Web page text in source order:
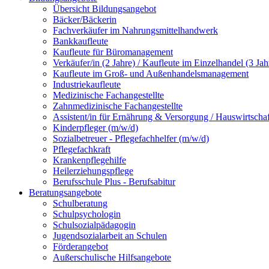
Übersicht Bildungsangebot
Bäcker/Bäckerin
Fachverkäufer im Nahrungsmittelhandwerk
Bankkaufleute
Kaufleute für Büromanagement
Verkäufer/in (2 Jahre) / Kaufleute im Einzelhandel (3
Kaufleute im Groß- und Außenhandelsmanagement
Industriekaufleute
Medizinische Fachangestellte
Zahnmedizinische Fachangestellte
Assistent/in für Ernährung & Versorgung /
Kinderpfleger (m/w/d)
Sozialbetreuer - Pflegefachhelfer (m/w/d)
Pflegefachkraft
Krankenpflegehilfe
Heilerziehungspflege
Berufsschule Plus - Berufsabitur
Beratungsangebote
Schulberatung
Schulpsychologin
Schulsozialpädagogin
Jugendsozialarbeit an Schulen
Förderangebot
Außerschulische Hilfsangebote